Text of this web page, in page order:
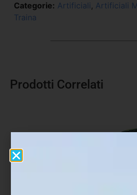
Categorie: Artificiali , Artificiali
Traina
Prodotti Correlati